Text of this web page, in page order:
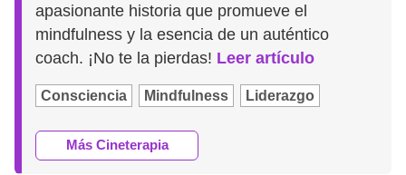
apasionante historia que promueve el
mindfulness y la esencia de un auténtico
coach. ¡No te la pierdas! Leer artículo
Consciencia Mindfulness Liderazgo
Más Cineterapia